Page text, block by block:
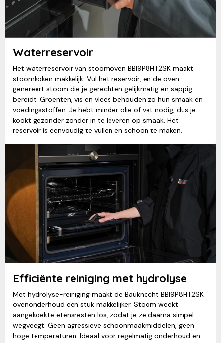
Waterreservoir
Het waterreservoir van stoomoven BBI9P8HT2SK maakt
stoomkoken makkelijk. Vul het reservoir, en de oven
genereert stoom die je gerechten gelijkmatig en sappig
bereidt. Groenten, vis en vlees behouden zo hun smaak en
voedingsstoffen. Je hebt minder olie of vet nodig, dus je
kookt gezonder zonder in te leveren op smaak. Het
reservoir is eenvoudig te vullen en schoon te maken.
Efficiënte reiniging met hydrolyse
Met hydrolyse-reiniging maakt de Bauknecht BBI9P8HT2SK
ovenonderhoud een stuk makkelijker. Stoom weekt
aangekoekte etensresten los, zodat je ze daarna simpel
wegveegt. Geen agressieve schoonmaakmiddelen, geen
hoge temperaturen. Ideaal voor regelmatig onderhoud en